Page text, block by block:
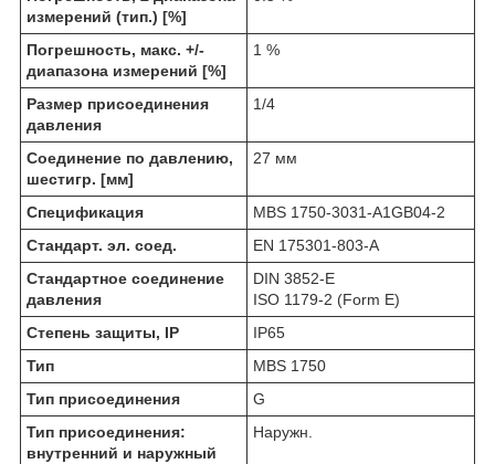
измерений (тип.) [%]
Погрешность, макс. +/-
диапазона измерений [%]
1 %
Размер присоединения
давления
1/4
Соединение по давлению,
шестигр. [мм]
27 мм
Спецификация
MBS 1750-3031-A1GB04-2
Стандарт. эл. соед.
EN 175301-803-A
Стандартное соединение
давления
DIN 3852-E
ISO 1179-2 (Form E)
Степень защиты, IP
IP65
Тип
MBS 1750
Тип присоединения
G
Тип присоединения:
внутренний и наружный
Наружн.